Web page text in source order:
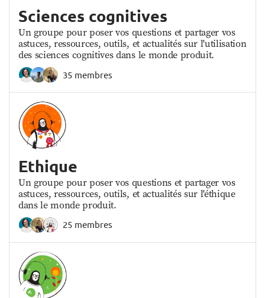
Sciences cognitives
Un groupe pour poser vos questions et partager vos
astuces, ressources, outils, et actualités sur l'utilisation
des sciences cognitives dans le monde produit.
35 membres
Ethique
Un groupe pour poser vos questions et partager vos
astuces, ressources, outils, et actualités sur l'éthique
dans le monde produit.
25 membres